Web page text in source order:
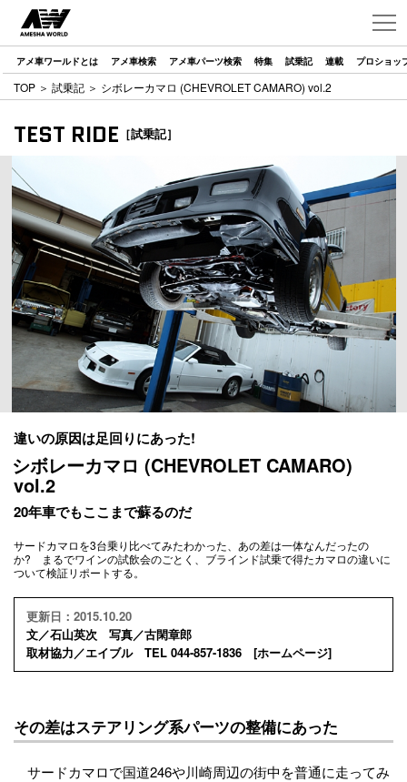
アメ車ワールドとは アメ車検索 アメ車パーツ検索 特集 試乗記 連載 プロショッ
TOP ＞ 試乗記 ＞ シボレーカマロ (CHEVROLET CAMARO) vol.2
TEST RIDE ［試乗記］
違いの原因は足回りにあった!
シボレーカマロ (CHEVROLET CAMARO)
vol.2
20年車でもここまで蘇るのだ
サードカマロを3台乗り比べてみたわかった、あの差は一体なんだったの
か? まるでワインの試飲会のごとく、ブラインド試乗で得たカマロの違いに
ついて検証リポートする。
更新日：2015.10.20
文／石山英次 写真／古閑章郎
取材協力／エイブル TEL 044-857-1836 [ホームページ]
その差はステアリング系パーツの整備にあった
サードカマロで国道246や川崎周辺の街中を普通に走ってみ